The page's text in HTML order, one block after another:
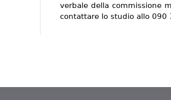
verbale della commissione
contattare lo studio allo 090